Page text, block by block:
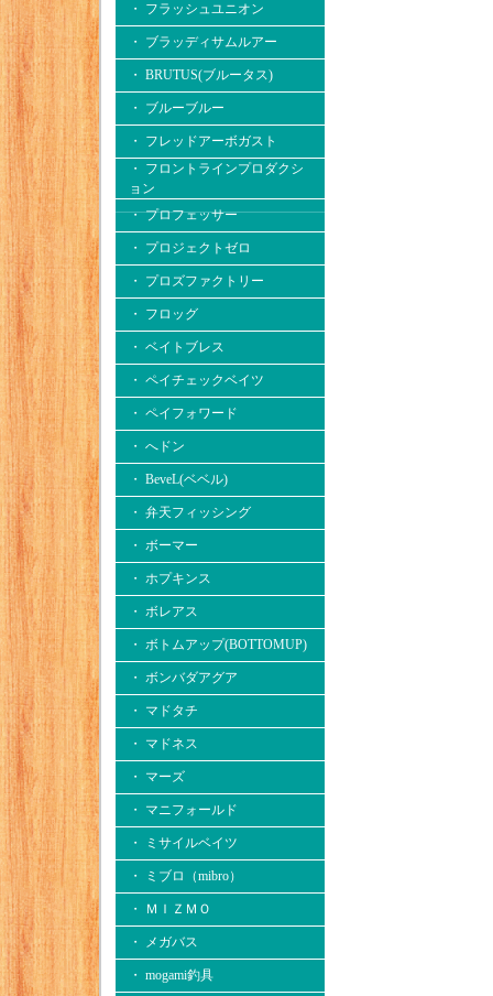
・ フラッシュユニオン
・ ブラッディサムルアー
・ BRUTUS(ブルータス)
・ ブルーブルー
・ フレッドアーボガスト
・ フロントラインプロダクシ
ョン
・ プロフェッサー
・ プロジェクトゼロ
・ プロズファクトリー
・ フロッグ
・ ベイトブレス
・ ペイチェックベイツ
・ ペイフォワード
・ へドン
・ BeveL(ベベル)
・ 弁天フィッシング
・ ボーマー
・ ホプキンス
・ ボレアス
・ ボトムアップ(BOTTOMUP)
・ ボンバダアグア
・ マドタチ
・ マドネス
・ マーズ
・ マニフォールド
・ ミサイルベイツ
・ ミブロ（mibro）
・ ＭＩＺＭＯ
・ メガバス
・ mogami釣具